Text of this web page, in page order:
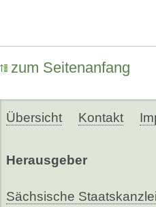
zum Seitenanfang
Übersicht Kontakt
Herausgeber
Sächsische Staatskanzlei